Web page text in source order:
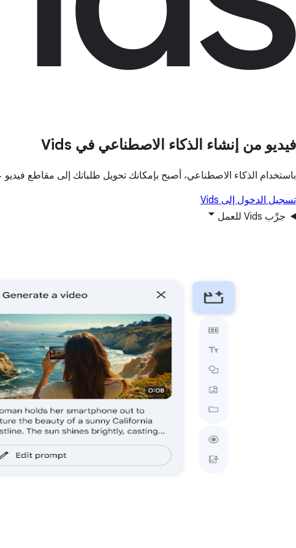
فيديو من إنشاء الذكاء الاصطناعي في Vids
باستخدام الذكاء الاصطناعي، أصبح بإمكانك تحويل طلباتك إلى مقاطع
تسجيل الدخول إلى Vids
جرِّب Vids للعمل